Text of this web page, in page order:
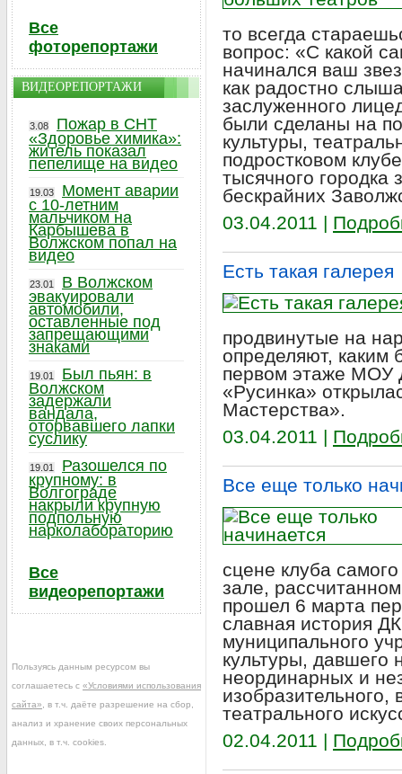
то всегда
вопрос: «С какой
начинался ваш
как радостно
заслуженного
были сделаны на
культуры,
подростковом
тысячного городка
бескрайних
03.04.2011 |
Есть такая галерея
продвинутые на
определяют, каким
первом этаже МОУ
«Русинка»
Мастерства».
03.04.2011 |
Все еще только
сцене клуба
зале,
прошел 6 марта
славная история
муниципального
культуры, давшего
неординарных и
изобразительного,
театрального
02.04.2011 |
Все
фоторепортажи
ВИДЕОРЕПОРТАЖИ
3.08
Пожар в СНТ
«Здоровье химика»:
житель показал
пепелище на видео
19.03
Момент аварии
с 10-летним
мальчиком на
Карбышева в
Волжском попал на
видео
23.01
В Волжском
эвакуировали
автомобили,
оставленные под
запрещающими
знаками
19.01
Был пьян: в
Волжском
задержали
вандала,
оторвавшего лапки
суслику
19.01
Разошелся по
крупному: в
Волгограде
накрыли крупную
подпольную
нарколабораторию
Все
видеорепортажи
Пользуясь данным ресурсом вы
соглашаетесь с «Условиями использования
сайта» , в т.ч. даёте разрешение на сбор,
анализ и хранение своих персональных
данных, в т.ч. cookies.